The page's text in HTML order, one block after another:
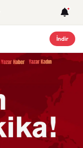
İndir